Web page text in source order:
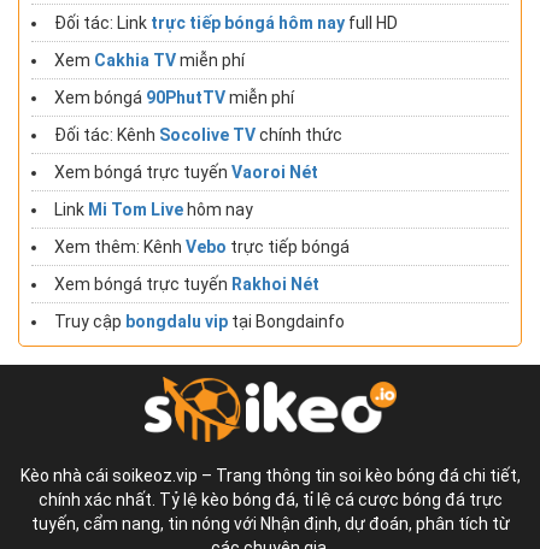
Đối tác: Link trực tiếp bóngá hôm nay full HD
Xem Cakhia TVmiễn phí
Xem bóngá 90PhutTVmiễn phí
Đối tác: Kênh Socolive TVchính thức
Xem bóngá trực tuyến Vaoroi Nét
Link Mi Tom Live hôm nay
Xem thêm: Kênh Vebo trực tiếp bóngá
Xem bóngá trực tuyến Rakhoi Nét
Truy cập bongdalu vip tại Bongdainfo
Kèo nhà cái soikeoz.vip – Trang thông tin soi kèo bóng đá chi tiết,
chính xác nhất. Tỷ lệ kèo bóng đá, tỉ lệ cá cược bóng đá trực
tuyến, cẩm nang, tin nóng với Nhận định, dự đoán, phân tích từ